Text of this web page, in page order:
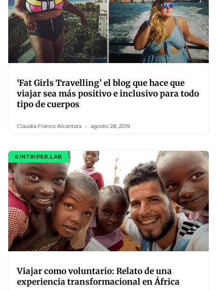
‘Fat Girls Travelling’ el blog que hace que
viajar sea más positivo e inclusivo para todo
tipo de cuerpos
Claudia Franco Alcántara agosto 28, 2019
©INTRIPER.LAB
Viajar como voluntario: Relato de una
experiencia transformacional en África